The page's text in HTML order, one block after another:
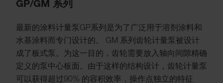
GP/GM 系列
最新的涂料计量泵GP系列是为了广泛用于溶剂涂料和
水基涂料而专门设计的。 GM 系列齿轮计量泵被设计
成了板式泵。为这一目的，齿轮需要放入轴向间隙精确
定义的泵中心板面。由于这样的结构设计，齿轮计量泵
可以获得超过90% 的容积效率，操作点独立的特征